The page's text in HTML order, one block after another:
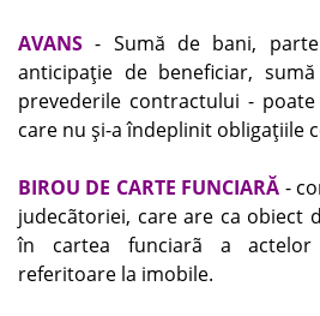
AVANS - Sumă de bani,
anticipaţie de beneficiar,
prevederile contractului -
care nu şi-a îndeplinit obligaţiile
BIROU DE CARTE FUNCIARĂ -
judecãtoriei, care are ca obiect
în cartea funciarã a
referitoare la imobile.